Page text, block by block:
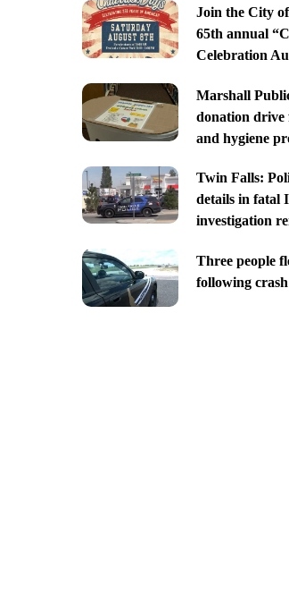
Join the City
65th annual
Celebration
Marshall
donation drive
and hygiene
Twin Falls:
details in fatal
investigation
Three people
following